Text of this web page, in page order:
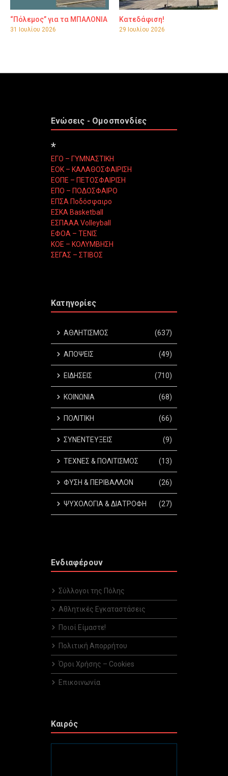
“Πόλεμος” για τα ΜΠΑΛΟΝΙΑ
31 Ιουλίου 2026
Κατεδάφιση!
29 Ιουλίου 2026
Ενώσεις - Ομοσπονδίες
*
ΕΓΟ – ΓΥΜΝΑΣΤΙΚΗ
ΕΟΚ – ΚΑΛΑΘΟΣΦΑΙΡΙΣΗ
ΕΟΠΕ – ΠΕΤΟΣΦΑΙΡΙΣΗ
ΕΠΟ – ΠΟΔΟΣΦΑΙΡΟ
ΕΠΣΑ Ποδόσφαιρο
ΕΣΚΑ Basketball
ΕΣΠΑΑΑ Volleyball
ΕΦΟΑ – ΤΕΝΙΣ
ΚΟΕ – ΚΟΛΥΜΒΗΣΗ
ΣΕΓΑΣ – ΣΤΙΒΟΣ
Κατηγορίες
ΑΘΛΗΤΙΣΜΟΣ (637)
ΑΠΟΨΕΙΣ (49)
ΕΙΔΗΣΕΙΣ (710)
ΚΟΙΝΩΝΙΑ (68)
ΠΟΛΙΤΙΚΗ (66)
ΣΥΝΕΝΤΕΥΞΕΙΣ (9)
ΤΕΧΝΕΣ & ΠΟΛΙΤΙΣΜΟΣ (13)
ΦΥΣΗ & ΠΕΡΙΒΑΛΛΟΝ (26)
ΨΥΧΟΛΟΓΙΑ & ΔΙΑΤΡΟΦΗ (27)
Ενδιαφέρουν
Σύλλογοι της Πόλης
Αθλητικές Εγκαταστάσεις
Ποιοί Είμαστε!
Πολιτική Απορρήτου
Όροι Χρήσης – Cookies
Επικοινωνία
Καιρός